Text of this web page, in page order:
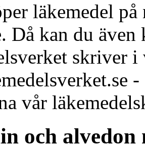
läkemedel
Då kan du
skriver i
vår
och alvedon